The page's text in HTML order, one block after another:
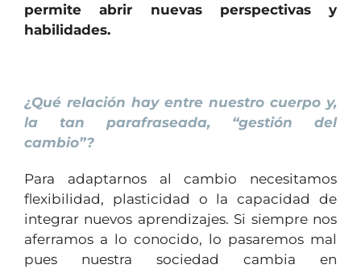
permite abrir nuevas perspectivas y
habilidades.
¿Qué relación hay entre nuestro cuerpo y,
la tan parafraseada, “gestión del
cambio”?
Para adaptarnos al cambio necesitamos
flexibilidad, plasticidad o la capacidad de
integrar nuevos aprendizajes. Si siempre nos
aferramos a lo conocido, lo pasaremos mal
pues nuestra sociedad cambia en